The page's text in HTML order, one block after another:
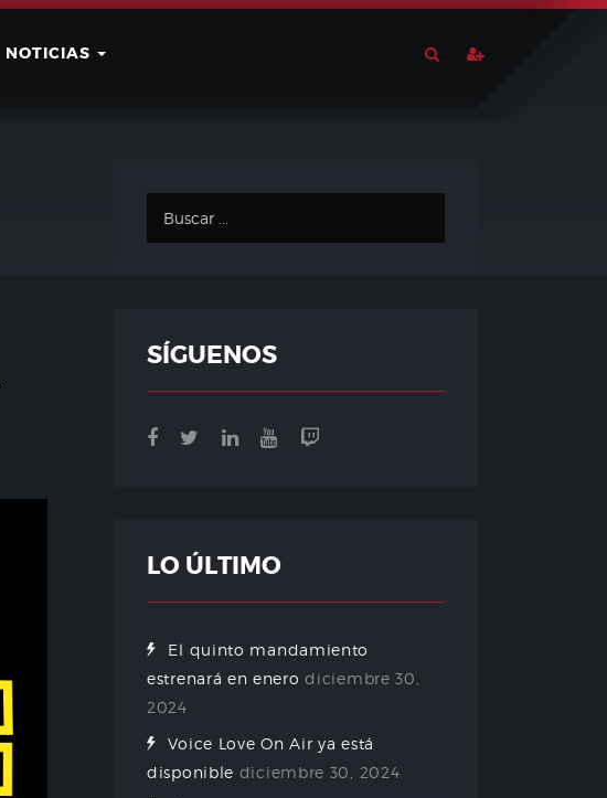
NOTICIAS
SÍGUENOS
LO ÚLTIMO
El quinto mandamiento
estrenará en enero diciembre 30,
2024
Voice Love On Air ya está
disponible diciembre 30, 2024